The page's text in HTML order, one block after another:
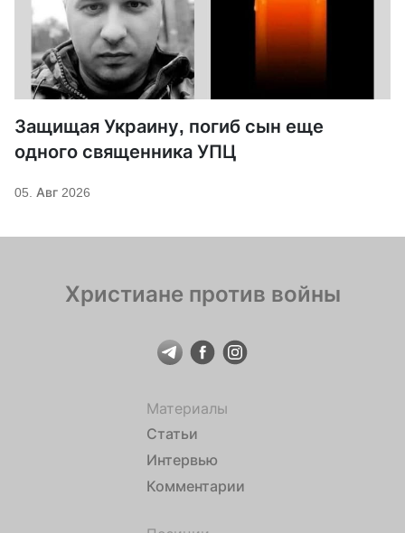
Защищая Украину, погиб сын еще
одного священника УПЦ
05. Авг 2026
Христиане против войны
Материалы
Статьи
Интервью
Комментарии